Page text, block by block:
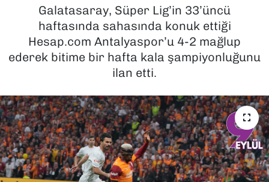
Galatasaray, Süper Lig’in 33’üncü
haftasında sahasında konuk ettiği
Hesap.com Antalyaspor’u 4-2 mağlup
ederek bitime bir hafta kala şampiyonluğunu
ilan etti.
KÜLTÜR SANAT
MAGAZİN
SAĞLIK
SPOR
TEKNOLOJİ
Son Dakika Haberleri
Haber Arşivi